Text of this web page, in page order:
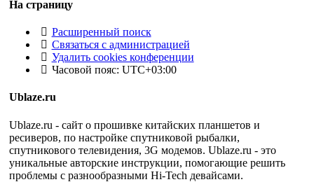
На страницу
Расширенный поиск
Связаться с администрацией
Удалить cookies конференции
Часовой пояс: UTC+03:00
Ublaze.ru
Ublaze.ru - сайт о прошивке китайских планшетов и
ресиверов, по настройке спутниковой рыбалки,
спутникового телевидения, 3G модемов. Ublaze.ru - это
уникальные авторские инструкции, помогающие решить
проблемы с разнообразными Hi-Tech девайсами.